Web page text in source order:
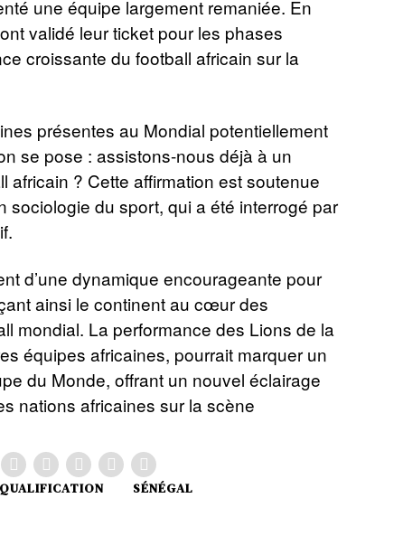
une équipe largement remaniée. En
validé leur ticket pour les phases
croissante du football africain sur la
présentes au Mondial potentiellement
se pose : assistons-nous déjà à un
africain ? Cette affirmation est soutenue
sociologie du sport, qui a été interrogé par
d’une dynamique encourageante pour
ainsi le continent au cœur des
mondial. La performance des Lions de la
équipes africaines, pourrait marquer un
du Monde, offrant un nouvel éclairage
nations africaines sur la scène
QUALIFICATION SÉNÉGAL